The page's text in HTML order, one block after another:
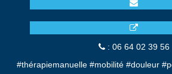
: 06 64 02 39 56
#thérapiemanuelle #mobilité #douleur